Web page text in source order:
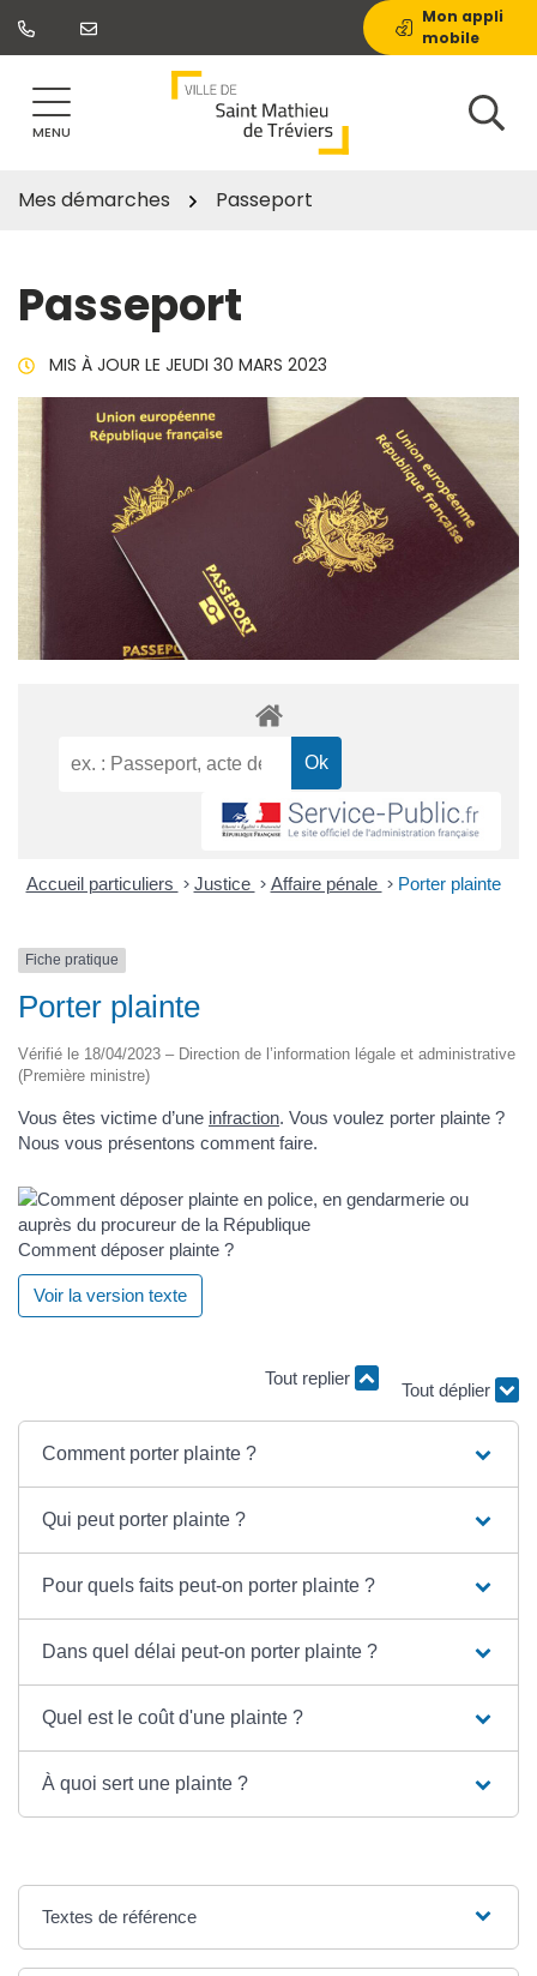
Aller
Mon appli
mobile
MENU
Mes démarches Passeport
Passeport
MIS À JOUR LE JEUDI 30 MARS 2023
Accueil particuliers > Justice > Affaire pénale > Porter plainte
Fiche pratique
Porter plainte
Vérifié le 18/04/2023 – Direction de l’information légale et administrative
(Première ministre)
Vous êtes victime d’une infraction. Vous voulez porter plainte ?
Nous vous présentons comment faire.
Comment déposer plainte ?
Voir la version texte
Tout replier Tout déplier
Comment porter plainte ?
Qui peut porter plainte ?
Pour quels faits peut-on porter plainte ?
Dans quel délai peut-on porter plainte ?
Quel est le coût d'une plainte ?
À quoi sert une plainte ?
Textes de référence